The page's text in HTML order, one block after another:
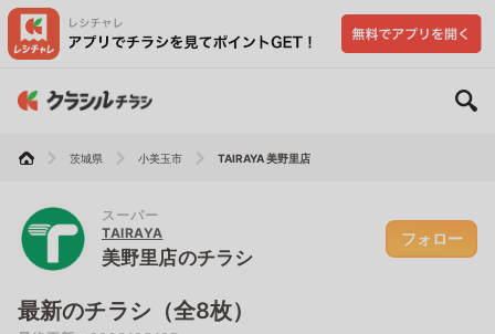
茨城県 小美玉市 TAIRAYA 美野里店
スーパー
TAIRAYA
美野里店のチラシ
フォロー
最新のチラシ（全8枚）